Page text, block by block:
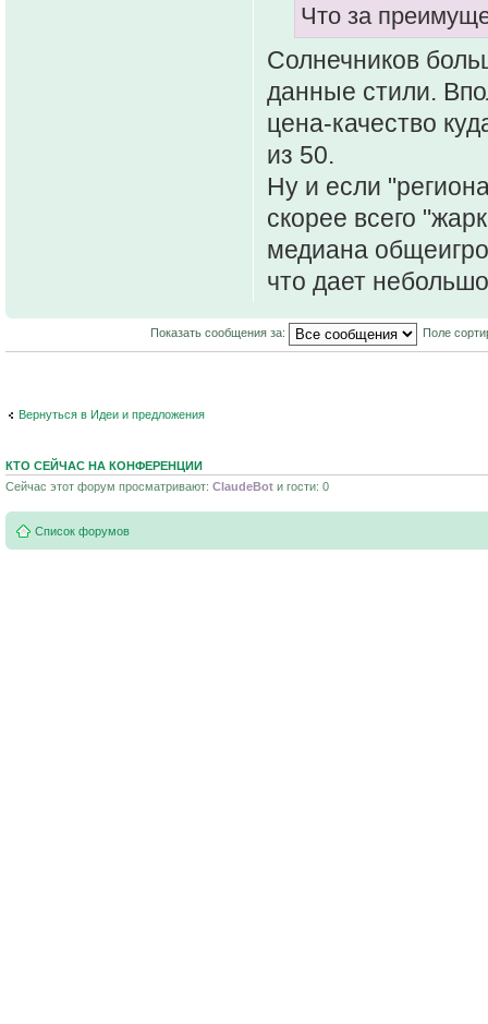
Что за
Солнечников
данные стили.
цена-качество
из 50.
Ну и если
скорее всего
медиана
что дает
Показать сообщения за: Поле
Вернуться в Идеи и предложения
КТО СЕЙЧАС НА КОНФЕРЕНЦИИ
Сейчас этот форум просматривают: ClaudeBot и гости: 0
Список форумов